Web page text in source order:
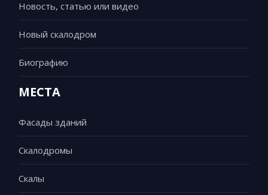
Новость, статью или видео
Новый скалодром
Биографию
МЕСТА
Фасады зданий
Скалодромы
Скалы